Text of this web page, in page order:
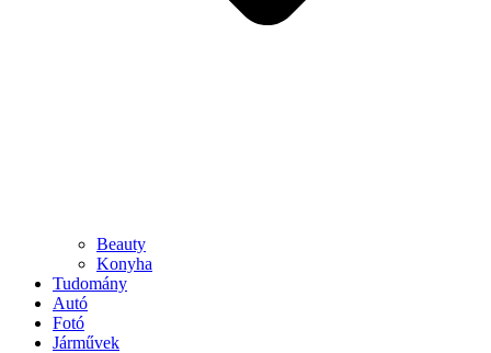
Beauty
Konyha
Tudomány
Autó
Fotó
Járművek